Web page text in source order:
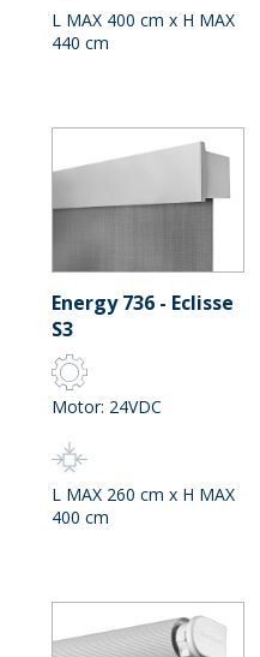
L MAX 400 cm x H MAX
440 cm
Energy 736 - Eclisse
S3
Motor: 24VDC
L MAX 260 cm x H MAX
400 cm